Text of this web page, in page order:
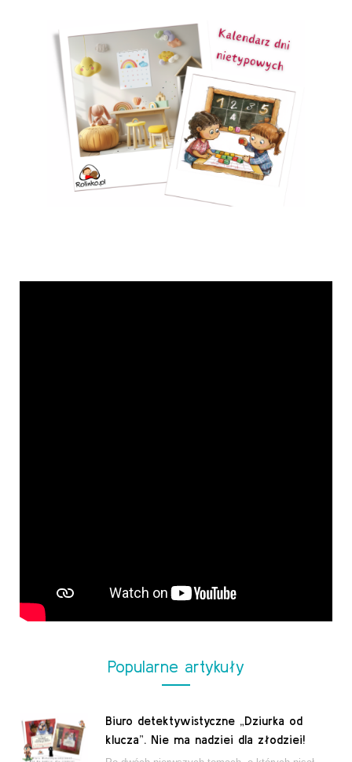
Popularne artykuły
Biuro detektywistyczne „Dziurka od
klucza”. Nie ma nadziei dla złodziei!